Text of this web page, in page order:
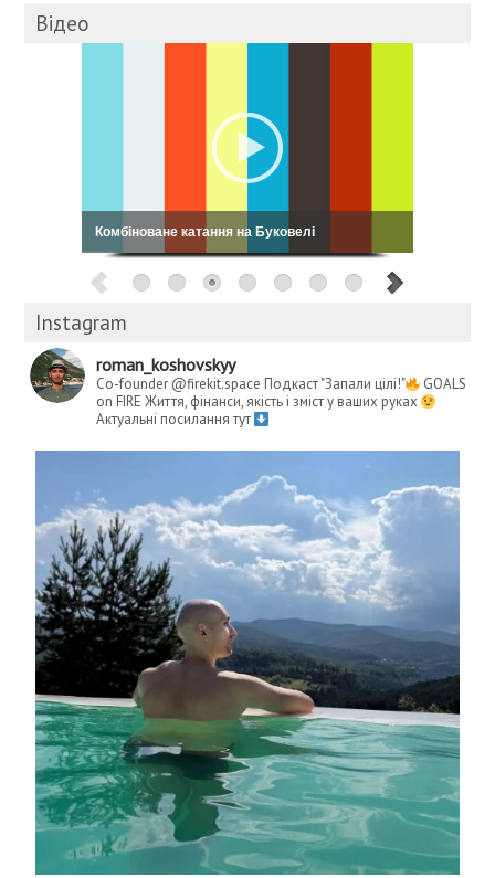
Відео
Кошовський: My Way
Instagram
roman_koshovskyy
Co-founder @firekit.space Подкаст "Запали цілі!"
GOALS
on FIRE Життя, фінанси, якість і зміст у ваших руках
Актуальні посилання тут